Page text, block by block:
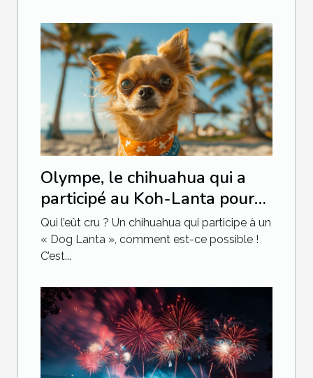
Olympe, le chihuahua qui a
participé au Koh-Lanta pour
chien
Qui l’eût cru ? Un chihuahua qui participe à un
« Dog Lanta », comment est-ce possible !
C’est...